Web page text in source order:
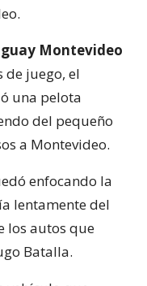
Montevideo
de juego, el
una pelota
del pequeño
a Montevideo.
enfocando la
lentamente del
los autos que
Batalla.